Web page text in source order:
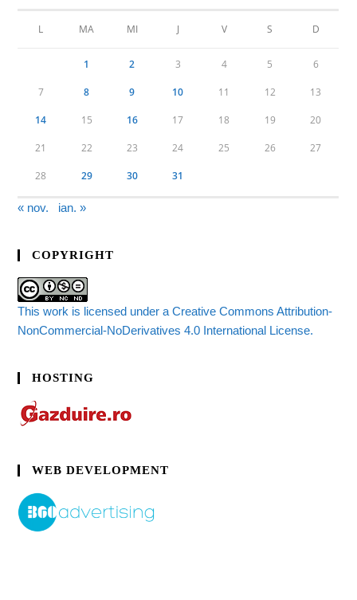
L MA MI J V S D
1 2 3 4 5 6
7 8 9 10 11 12 13
14 15 16 17 18 19 20
21 22 23 24 25 26 27
28 29 30 31
« nov. ian. »
COPYRIGHT
This work is licensed under a Creative Commons Attribution-
NonCommercial-NoDerivatives 4.0 International License.
HOSTING
WEB DEVELOPMENT